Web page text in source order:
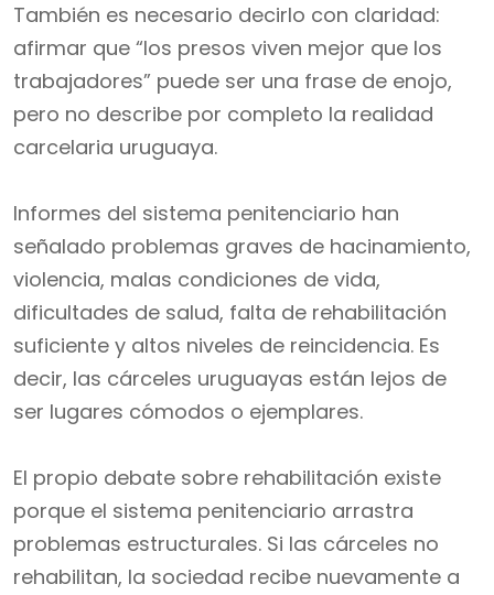
También es necesario decirlo con claridad:
afirmar que “los presos viven mejor que los
trabajadores” puede ser una frase de enojo,
pero no describe por completo la realidad
carcelaria uruguaya.
Informes del sistema penitenciario han
señalado problemas graves de hacinamiento,
violencia, malas condiciones de vida,
dificultades de salud, falta de rehabilitación
suficiente y altos niveles de reincidencia. Es
decir, las cárceles uruguayas están lejos de
ser lugares cómodos o ejemplares.
El propio debate sobre rehabilitación existe
porque el sistema penitenciario arrastra
problemas estructurales. Si las cárceles no
rehabilitan, la sociedad recibe nuevamente a